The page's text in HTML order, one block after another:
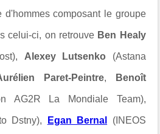
d'hommes composant le groupe
celui-ci, on retrouve Ben Healy
Alexey Lutsenko (Astana
Paret-Peintre, Benoît
AG2R La Mondiale Team),
Dstny), Egan Bernal (INEOS